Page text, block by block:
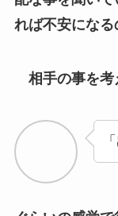
ぐらいの感覚で
なる事もありま